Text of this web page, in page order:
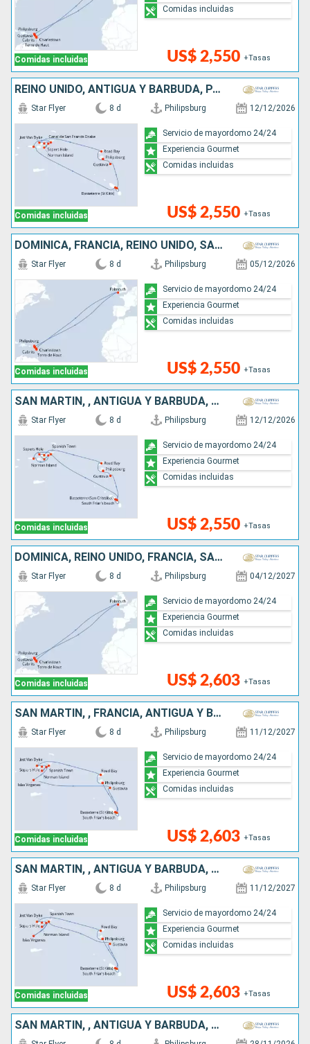
Comidas incluidas US$ 2,550 +Tasas
Comidas incluidas
REINO UNIDO, ANTIGUA Y BARBUDA, PAISES BAJOS
Comidas incluidas
Star Flyer 8 d Philipsburg 12/12/2026
US$ 2,550 +Tasas
Servicio de mayordomo 24/24
Experiencia Gourmet
Comidas incluidas
DOMINICA, FRANCIA, REINO UNIDO, SAN MARTÍN
Comidas incluidas
Star Flyer 8 d Philipsburg 05/12/2026
US$ 2,550 +Tasas
Servicio de mayordomo 24/24
Experiencia Gourmet
Comidas incluidas
SAN MARTÍN, , ANTIGUA Y BARBUDA, FRANCIA
Comidas incluidas
Star Flyer 8 d Philipsburg 12/12/2026
US$ 2,550 +Tasas
Servicio de mayordomo 24/24
Experiencia Gourmet
Comidas incluidas
DOMINICA, REINO UNIDO, FRANCIA, SAN MARTÍN
Comidas incluidas
Star Flyer 8 d Philipsburg 04/12/2027
US$ 2,603 +Tasas
Servicio de mayordomo 24/24
Experiencia Gourmet
Comidas incluidas
SAN MARTÍN, , FRANCIA, ANTIGUA Y BARBUDA
Comidas incluidas
Star Flyer 8 d Philipsburg 11/12/2027
US$ 2,603 +Tasas
Servicio de mayordomo 24/24
Experiencia Gourmet
Comidas incluidas
SAN MARTÍN, , ANTIGUA Y BARBUDA, FRANCIA
Comidas incluidas
Star Flyer 8 d Philipsburg 11/12/2027
US$ 2,603 +Tasas
Servicio de mayordomo 24/24
Experiencia Gourmet
Comidas incluidas
SAN MARTÍN, , ANTIGUA Y BARBUDA, FRANCIA